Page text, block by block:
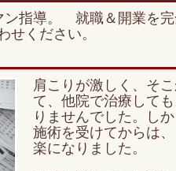
ン指導。 就職＆開業を
せください。
肩こりが激しく、そ
て、他院で治療して
りませんでした。し
施術を受けてからは
楽になりました。